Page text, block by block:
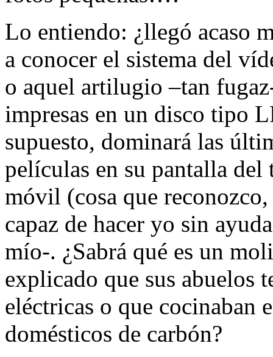
Lo entiendo: ¿llegó acaso
a conocer el sistema del
o aquel artilugio –tan
impresas en un disco tipo
supuesto, dominará las
películas en su pantalla
móvil (cosa que
capaz de hacer yo sin
mío-. ¿Sabrá qué es un
explicado que sus abuelos
eléctricas o que cocinaban
domésticos de carbón?